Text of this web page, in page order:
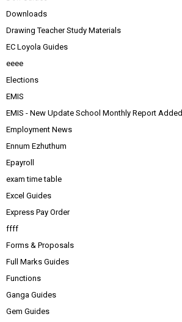
Downloads
Drawing Teacher Study Materials
EC Loyola Guides
eeee
Elections
EMIS
EMIS - New Update School Monthly Report Added
Employment News
Ennum Ezhuthum
Epayroll
exam time table
Excel Guides
Express Pay Order
ffff
Forms & Proposals
Full Marks Guides
Functions
Ganga Guides
Gem Guides